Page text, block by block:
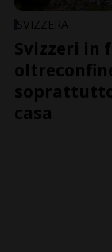
SVIZZERA
Svizzeri in
casa